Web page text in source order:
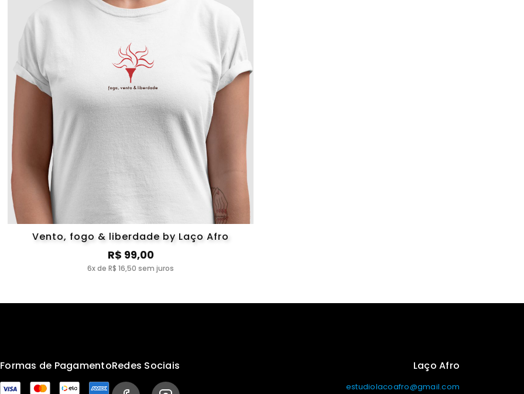
Vento, fogo & liberdade by Laço Afro
R$ 99,00
6x de R$ 16,50 sem juros
Formas de PagamentoRedes Sociais Laço Afro
estudiolacoafro@gmail.com